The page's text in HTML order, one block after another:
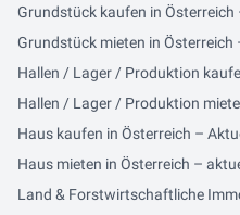
Grundstück kaufen in Österreich
Grundstück mieten in Österreich
Hallen / Lager / Produktion
Hallen / Lager / Produktion
Haus kaufen in Österreich –
Haus mieten in Österreich –
Land & Forstwirtschaftliche